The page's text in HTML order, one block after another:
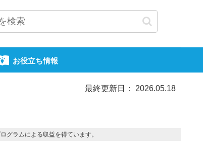
お役立ち情報
最終更新日： 2026.05.18
グラムによる収益を得ています。